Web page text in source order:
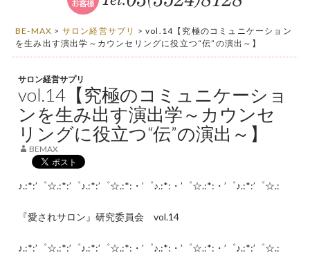
BE-MAX > サロン経営サプリ >vol.14【究極のコミュニケーション
を生み出す演出学～カウンセリングに役立つ“伝”の演出～】
サロン経営サプリ
vol.14【究極のコミュニケーショ
ンを生み出す演出学～カウンセ
リングに役立つ“伝”の演出～】
BEMAX
♪.:*:’゜☆.:*:’゜♪.:*:’゜☆.:*:・’゜♪.:*:・’゜☆.:*:・’゜♪.:*:’゜☆.:
『愛されサロン』研究委員会 vol.14
♪.:*:’゜☆.:*:’゜♪.:*:’゜☆.:*:・’゜♪.:*:・’゜☆.:*:・’゜♪.:*:’゜☆.: